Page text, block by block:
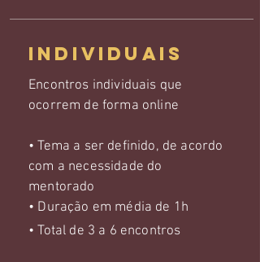
INDIVIDUAIS
Encontros individuais que
ocorrem de forma online
• Tema a ser definido, de acordo
com a necessidade do
mentorado
• Duração em média de 1h
• Total de 3 a 6 encontros